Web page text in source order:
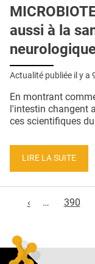
aussi à la
Actualité publiée il y a
En montrant
l'intestin changent
ces scientifiques
LIRE LA SUITE
‹
… 390